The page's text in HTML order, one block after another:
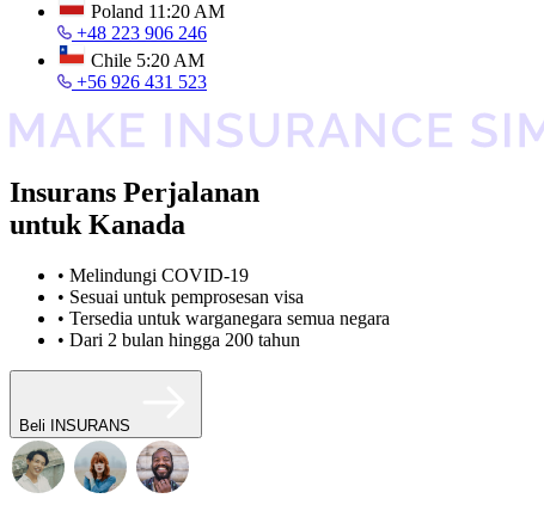
Poland 11:20 AM
+48 223 906 246
Chile 5:20 AM
+56 926 431 523
Insurans Perjalanan
untuk Kanada
• Melindungi COVID-19
• Sesuai untuk pemprosesan visa
• Tersedia untuk warganegara semua negara
• Dari 2 bulan hingga 200 tahun
Beli INSURANS